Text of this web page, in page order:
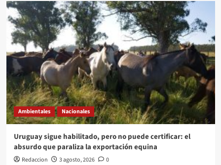
Ambientales Nacionales
Uruguay sigue habilitado, pero no puede certificar: el
absurdo que paraliza la exportación equina
Redaccion 3 agosto, 2026 0